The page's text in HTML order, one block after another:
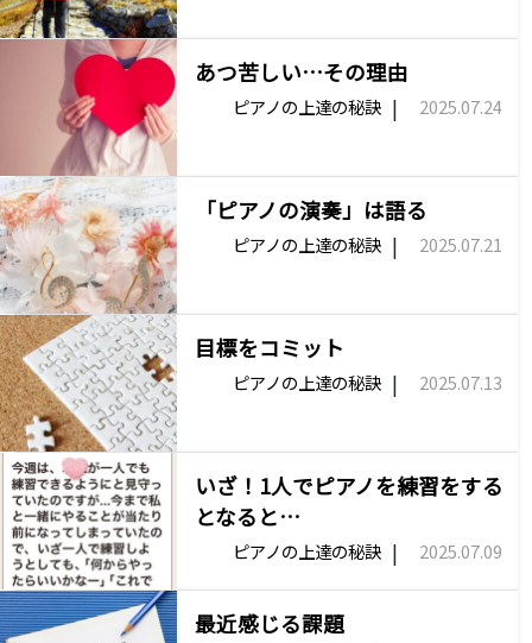
あつ苦しい…その理由
ピアノの上達の秘訣 | 2025.07.24
「ピアノの演奏」は語る
ピアノの上達の秘訣 | 2025.07.21
目標をコミット
ピアノの上達の秘訣 | 2025.07.13
いざ！1人でピアノを練習をする
となると…
ピアノの上達の秘訣 | 2025.07.09
最近感じる課題